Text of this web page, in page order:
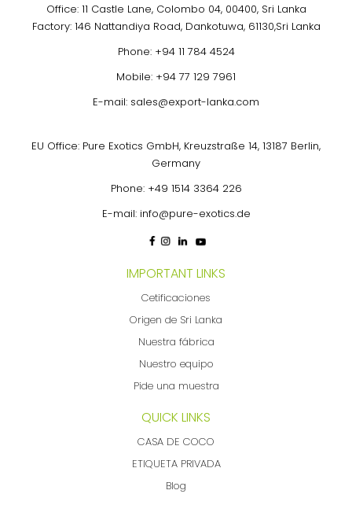
Office: 11 Castle Lane, Colombo 04, 00400, Sri Lanka
Factory: 146 Nattandiya Road, Dankotuwa, 61130,Sri Lanka
Phone: +94 11 784 4524
Mobile: +94 77 129 7961
E-mail: sales@export-lanka.com
EU Office: Pure Exotics GmbH, Kreuzstraße 14, 13187 Berlin,
Germany
Phone: +49 1514 3364 226
E-mail: info@pure-exotics.de
IMPORTANT LINKS
Cetificaciones
Origen de Sri Lanka
Nuestra fábrica
Nuestro equipo
Pide una muestra
QUICK LINKS
CASA DE COCO
ETIQUETA PRIVADA
Blog